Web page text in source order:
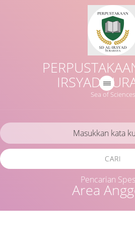
IRSYAD
Sea of Sciences
Area
CARI
Pencarian